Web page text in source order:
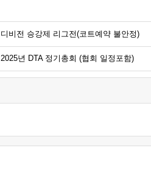
디비전 승강제 리그전(코트예약 불안정)
2025년 DTA 정기총회 (협회 일정포함)